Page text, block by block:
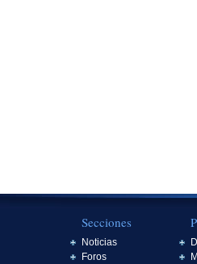
Secciones
Noticias
Foros